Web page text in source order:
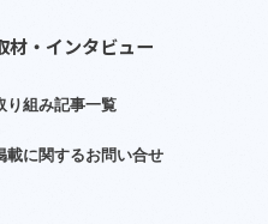
材・ イ ンタ ビュー
り組み記事一覧
載に関するお問い合せ